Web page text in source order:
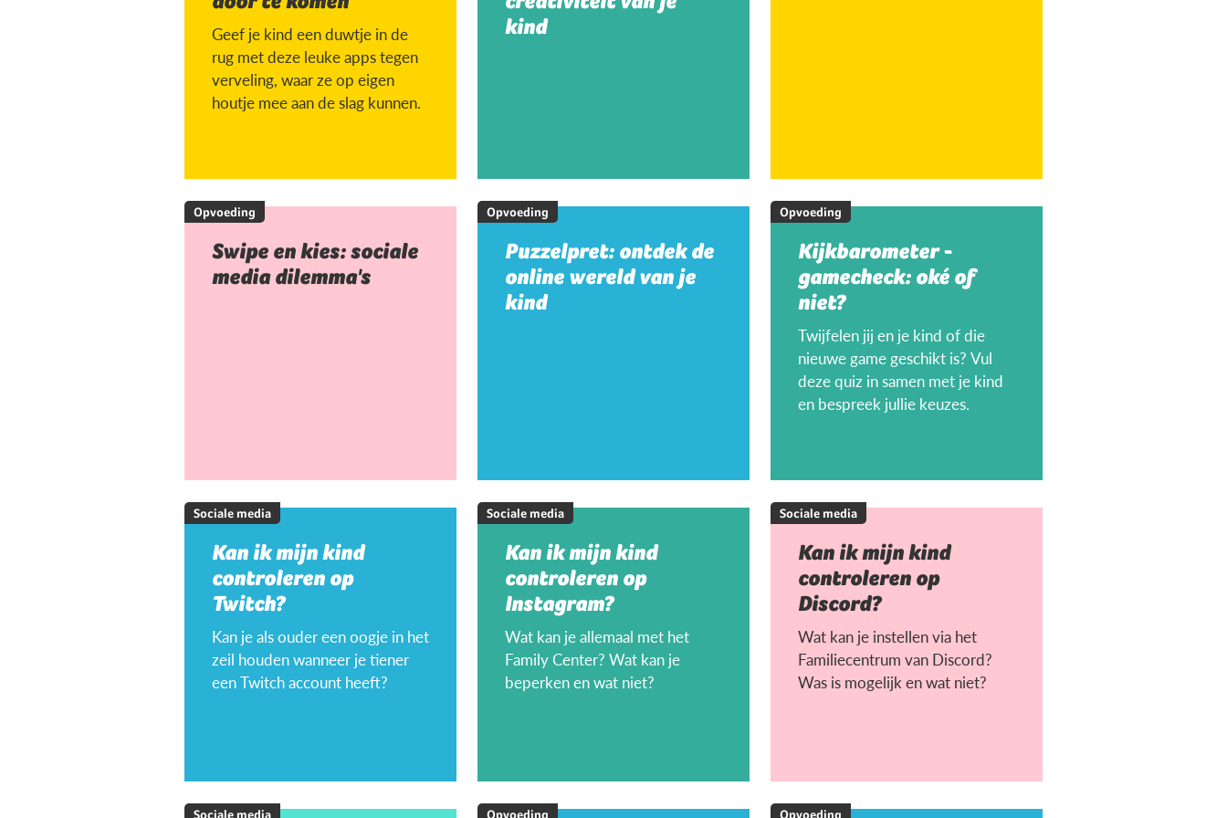
Geef je kind een duwtje in de
rug met deze leuke apps tegen
verveling, waar ze op eigen
houtje mee aan de slag kunnen.
kind
Opvoeding
Swipe en kies: sociale
media dilemma's
Opvoeding
Puzzelpret: ontdek de
online wereld van je
kind
Opvoeding
Kijkbarometer -
gamecheck: oké of
niet?
Twijfelen jij en je kind of die
nieuwe game geschikt is? Vul
deze quiz in samen met je kind
en bespreek jullie keuzes.
Sociale media
Kan ik mijn kind
controleren op
Twitch?
Kan je als ouder een oogje in het
zeil houden wanneer je tiener
een Twitch account heeft?
Sociale media
Kan ik mijn kind
controleren op
Instagram?
Wat kan je allemaal met het
Family Center? Wat kan je
beperken en wat niet?
Sociale media
Kan ik mijn kind
controleren op
Discord?
Wat kan je instellen via het
Familiecentrum van Discord?
Was is mogelijk en wat niet?
Sociale media Opvoeding Opvoeding